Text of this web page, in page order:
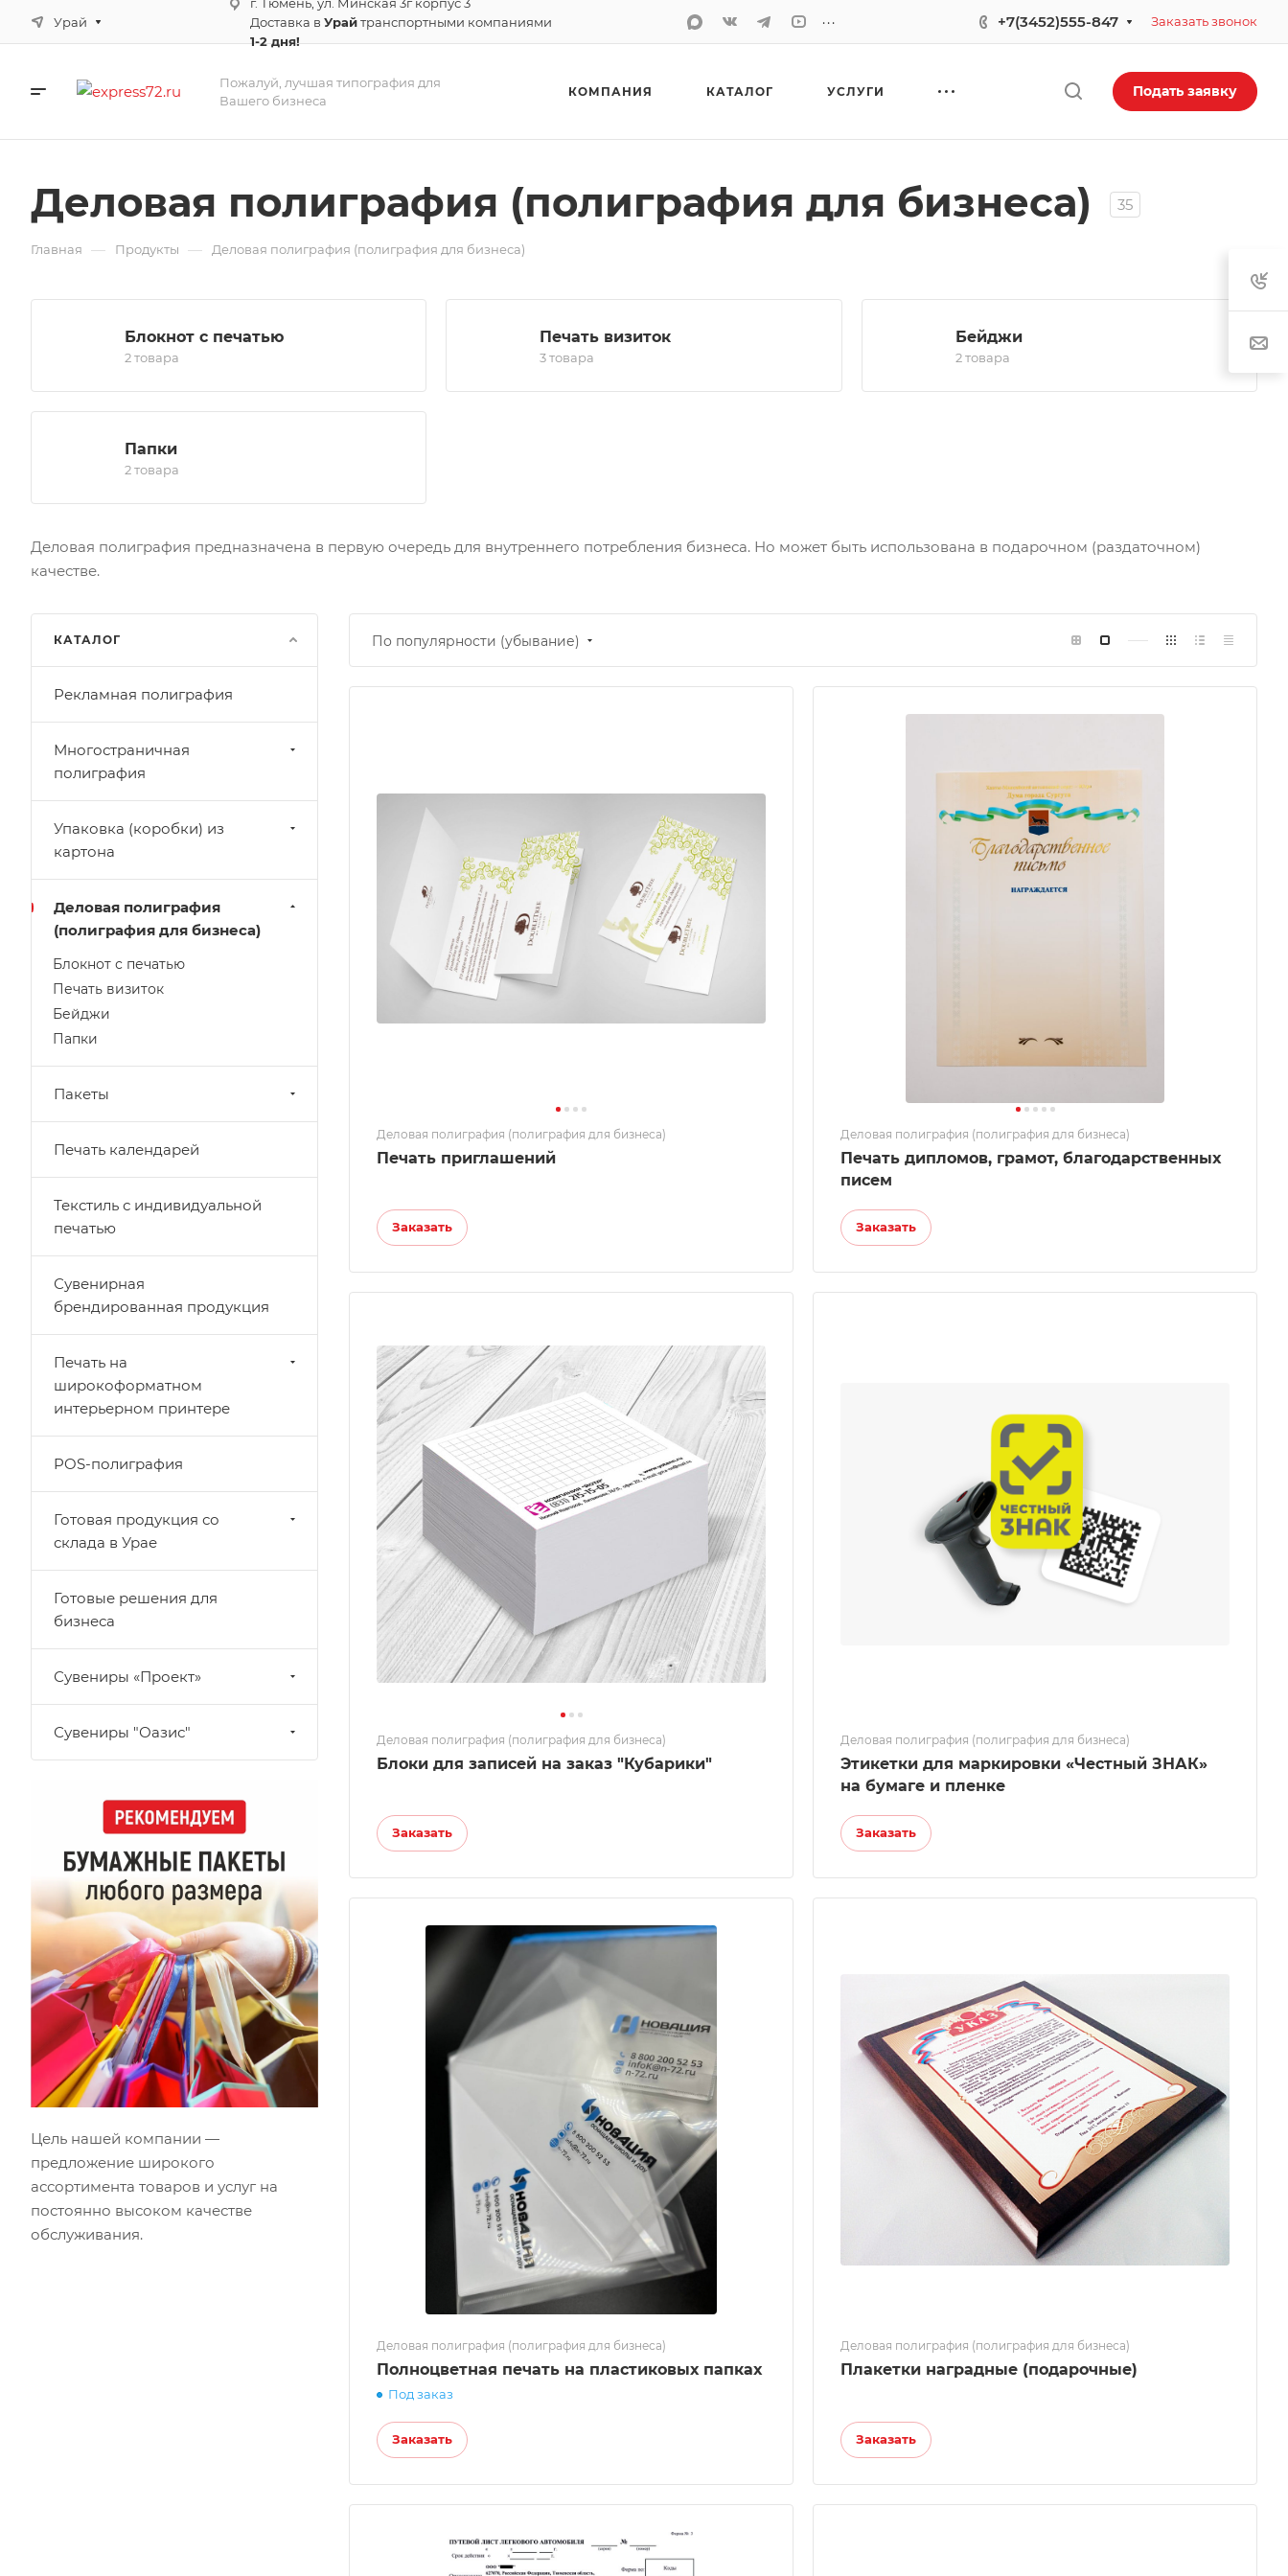
Урай
Доставка вУрайтранспортными компаниями
1-2 дня!
... +7(3452)555-847 Заказать звонок
Пожалуй, лучшая типография для
Вашего бизнеса
КОМПАНИЯ КАТАЛОГ УСЛУГИ Подать заявку
Деловая полиграфия (полиграфия для бизнеса) 35
Главная — Продукты — Деловая полиграфия (полиграфия для бизнеса)
Блокнот с печатью
2 товара
Печать визиток
3 товара
Бейджи
2 товара
Папки
2 товара
Деловая полиграфия предназначена в первую очередь для внутреннего потребления бизнеса. Но может быть использована в подарочном (раздаточном)
качестве.
По популярности (убывание)
Деловая полиграфия (полиграфия для бизнеса)
Печать приглашений
Заказать
Деловая полиграфия (полиграфия для бизнеса)
Печать дипломов, грамот, благодарственных
писем
Заказать
Деловая полиграфия (полиграфия для бизнеса)
Блоки для записей на заказ "Кубарики"
Заказать
Деловая полиграфия (полиграфия для бизнеса)
Этикетки для маркировки «Честный ЗНАК»
на бумаге и пленке
Заказать
Деловая полиграфия (полиграфия для бизнеса)
Полноцветная печать на пластиковых папках
Под заказ
Заказать
Деловая полиграфия (полиграфия для бизнеса)
Плакетки наградные (подарочные)
Заказать
КАТАЛОГ
Рекламная полиграфия
Многостраничная
полиграфия
Упаковка (коробки) из
картона
Деловая полиграфия
(полиграфия для бизнеса)
Блокнот с печатью
Печать визиток
Бейджи
Папки
Пакеты
Печать календарей
Текстиль с индивидуальной
печатью
Сувенирная
брендированная продукция
Печать на
широкоформатном
интерьерном принтере
POS-полиграфия
Готовая продукция со
склада в Урае
Готовые решения для
бизнеса
Сувениры «Проект»
Сувениры "Оазис"
Цель нашей компании —
предложение широкого
ассортимента товаров и услуг на
постоянно высоком качестве
обслуживания.